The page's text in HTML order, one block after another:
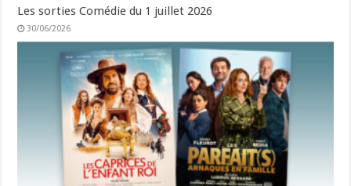
Les sorties Comédie du 1 juillet 2026
30/06/2026